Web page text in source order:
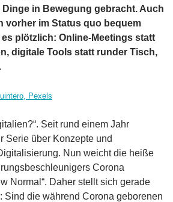
in Bewegung gebracht. Auch
vorher im Status quo bequem
plötzlich: Online-Meetings statt
digitale Tools statt runder Tisch,
Pexels
Seit rund einem Jahr
Serie über Konzepte und
Nun weicht die heiße
Corona
Normal“. Daher stellt sich gerade
Sind die während Corona geborenen